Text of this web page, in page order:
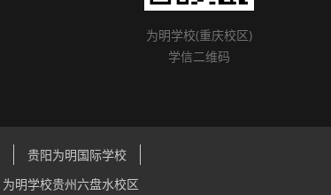
为明学校(重庆校区)
学信二维码
贵阳为明国际学校
为明学校贵州六盘水校区